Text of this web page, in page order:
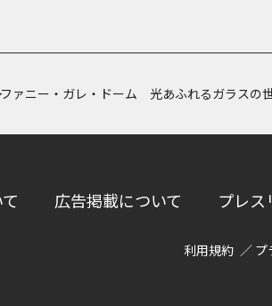
ァニー・ガレ・ドーム 光あふれるガラスの
広告掲載について プレス
利用規約 プ